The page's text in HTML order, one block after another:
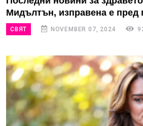
Мидълтън, изправена е пред
СВЯТ NOVEMBER 07, 2024